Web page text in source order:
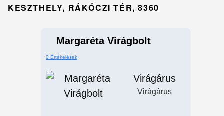
KESZTHELY, RÁKÓCZI TÉR, 8360
Margaréta Virágbolt
0 Értékelések
Virágárus
Virágárus